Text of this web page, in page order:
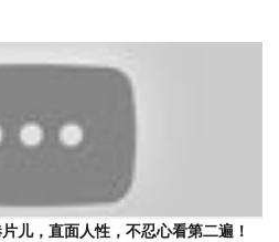
儿，直面人性，不忍心看第二遍！